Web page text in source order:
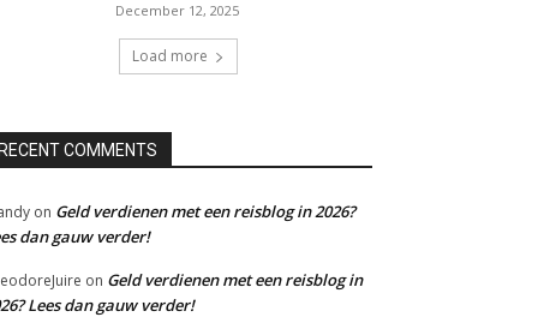
December 12, 2025
Load more
COMMENTS
on Geld verdienen met een reisblog in 2026?
dan gauw verder!
on Geld verdienen met een reisblog in
Lees dan gauw verder!